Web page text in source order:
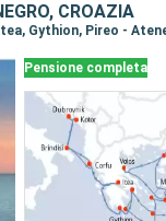
CROAZIA
Pensione completa